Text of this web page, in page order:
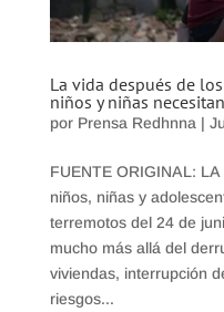
La vida después de
niños y niñas
por Prensa Redhnna |
FUENTE ORIGINAL:
niños, niñas y
terremotos del 24 de
mucho más allá del
viviendas, interrupción
riesgos...